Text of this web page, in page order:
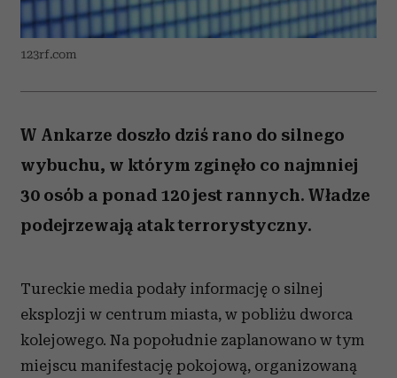
123rf.com
W Ankarze doszło dziś rano do silnego
wybuchu, w którym zginęło co najmniej
30 osób a ponad 120 jest rannych. Władze
podejrzewają atak terrorystyczny.
Tureckie media podały informację o silnej
eksplozji w centrum miasta, w pobliżu dworca
kolejowego. Na popołudnie zaplanowano w tym
miejscu manifestację pokojową, organizowaną